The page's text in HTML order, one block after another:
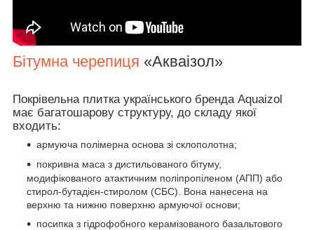
Бітумна черепиця «Акваізол»
Покрівельна плитка українського бренда Aquaizol
має багатошарову структуру, до складу якої
входить:
армуюча полімерна основа зі склополотна;
покривна маса з дистильованого бітуму,
модифікованого атактичним поліпропіленом (АПП) або
стирол-бутадієн-стиролом (СБС). Вона нанесена на
верхню та нижню поверхню армуючої основи;
посипка з гідрофобного керамізованого базальтового